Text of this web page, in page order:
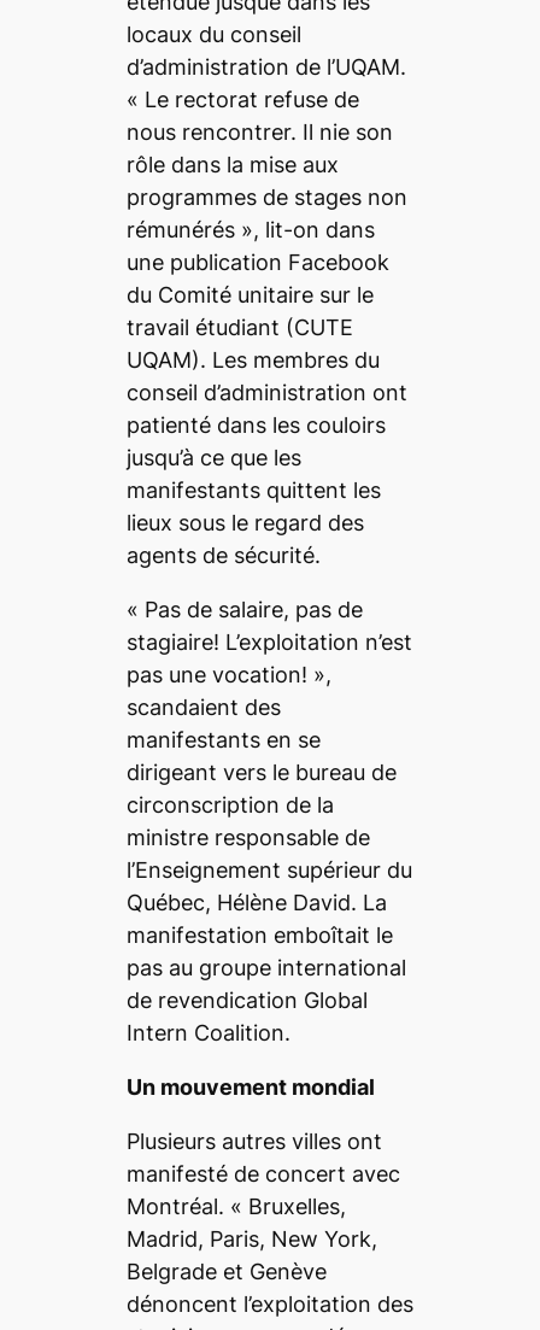
locaux du conseil
d’administration de l’UQAM.
« Le rectorat refuse de
nous rencontrer. Il nie son
rôle dans la mise aux
programmes de stages non
rémunérés », lit-on dans
une publication Facebook
du Comité unitaire sur le
travail étudiant (CUTE
UQAM). Les membres du
conseil d’administration ont
patienté dans les couloirs
jusqu’à ce que les
manifestants quittent les
lieux sous le regard des
agents de sécurité.
« Pas de salaire, pas de
stagiaire! L’exploitation n’est
pas une vocation! »,
scandaient des
manifestants en se
dirigeant vers le bureau de
circonscription de la
ministre responsable de
l’Enseignement supérieur du
Québec, Hélène David. La
manifestation emboîtait le
pas au groupe international
de revendication Global
Intern Coalition.
Un mouvement mondial
Plusieurs autres villes ont
manifesté de concert avec
Montréal. « Bruxelles,
Madrid, Paris, New York,
Belgrade et Genève
dénoncent l’exploitation des